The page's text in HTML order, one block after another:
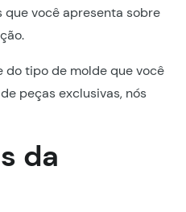
você apresenta sobre
do tipo de molde que você
peças exclusivas, nós
da